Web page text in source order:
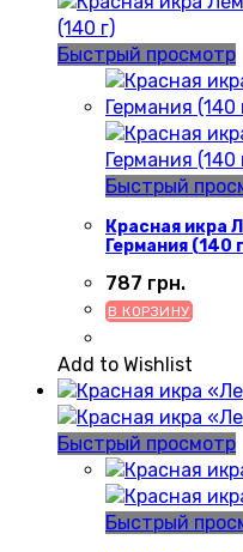
Быстрый просмотр
Быстрый
Красная икра
Германия (140
787 грн.
В КОРЗИНУ
Add to Wishlist
Быстрый просмотр
Быстрый